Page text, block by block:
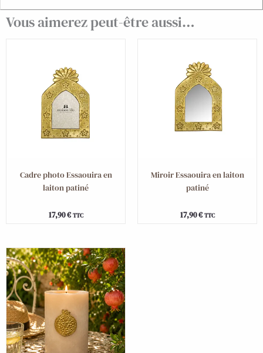
Vous aimerez peut-être aussi…
Cadre photo Essaouira en
laiton patiné
17,90€ TTC
Miroir Essaouira en laiton
patiné
17,90€ TTC